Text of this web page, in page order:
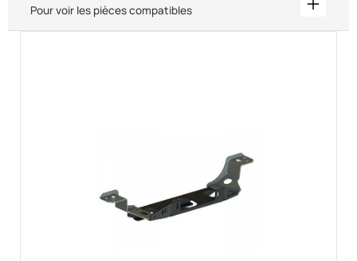
Pour voir les pièces compatibles